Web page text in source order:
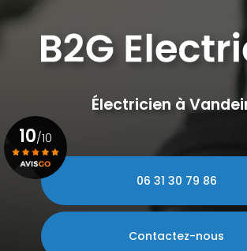
Chauffage/
Portails
Électricien à
06 31 30 79 86
Contactez-nous
10/10
Voir le certificat